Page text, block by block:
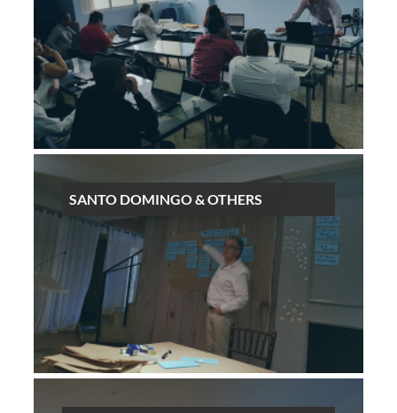
SANTO DOMINGO & OTHERS